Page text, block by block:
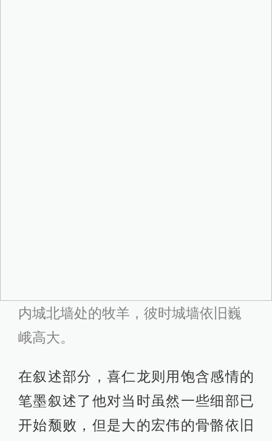
内城北墙处的牧羊，彼时城墙依旧巍
峨高大。
在叙述部分，喜仁龙则用饱含感情的
笔墨叙述了他对当时虽然一些细部已
开始颓败，但是大的宏伟的骨骼依旧